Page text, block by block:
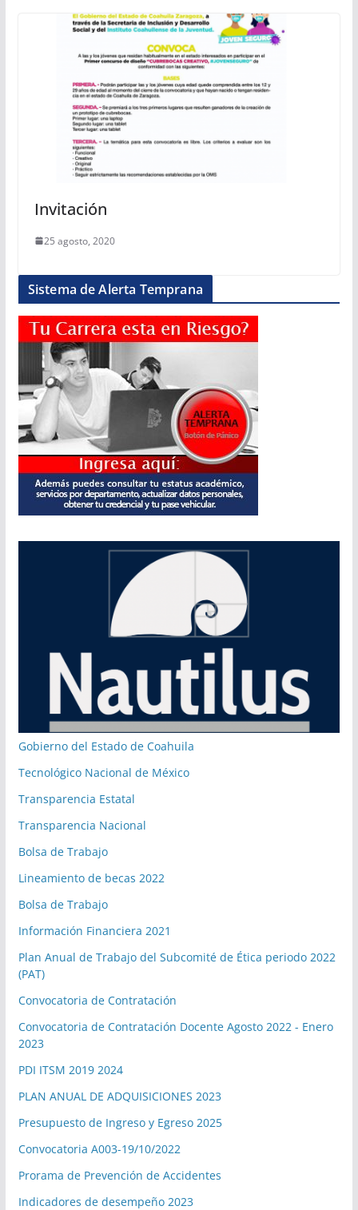
Invitación
25 agosto, 2020
Sistema de Alerta Temprana
Gobierno del Estado de Coahuila
Tecnológico Nacional de México
Transparencia Estatal
Transparencia Nacional
Bolsa de Trabajo
Lineamiento de becas 2022
Bolsa de Trabajo
Información Financiera 2021
Plan Anual de Trabajo del Subcomité de Ética periodo 2022
(PAT)
Convocatoria de Contratación
Convocatoria de Contratación Docente Agosto 2022 - Enero
2023
PDI ITSM 2019 2024
PLAN ANUAL DE ADQUISICIONES 2023
Presupuesto de Ingreso y Egreso 2025
Convocatoria A003-19/10/2022
Prorama de Prevención de Accidentes
Indicadores de desempeño 2023